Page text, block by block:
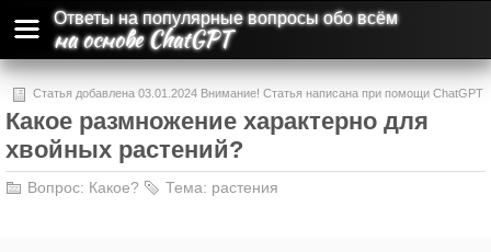
Ответы на популярные вопросы обо всём
на основе ChatGPT
Статья добавлена 03.01.2024 Внимание! Статья написана при помощи ChatGPT
и может содержать ошибки и неточности.
Какое размножение характерно для
хвойных растений?
Вопрос: Какое? Тема: растения